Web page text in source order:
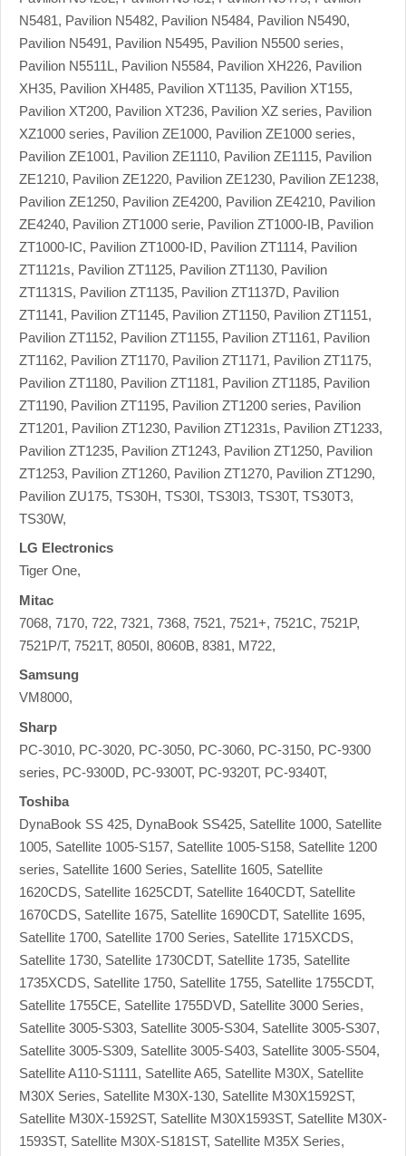
N5481, Pavilion N5482, Pavilion N5484, Pavilion N5490,
Pavilion N5491, Pavilion N5495, Pavilion N5500 series,
Pavilion N5511L, Pavilion N5584, Pavilion XH226, Pavilion
XH35, Pavilion XH485, Pavilion XT1135, Pavilion XT155,
Pavilion XT200, Pavilion XT236, Pavilion XZ series, Pavilion
XZ1000 series, Pavilion ZE1000, Pavilion ZE1000 series,
Pavilion ZE1001, Pavilion ZE1110, Pavilion ZE1115, Pavilion
ZE1210, Pavilion ZE1220, Pavilion ZE1230, Pavilion ZE1238,
Pavilion ZE1250, Pavilion ZE4200, Pavilion ZE4210, Pavilion
ZE4240, Pavilion ZT1000 serie, Pavilion ZT1000-IB, Pavilion
ZT1000-IC, Pavilion ZT1000-ID, Pavilion ZT1114, Pavilion
ZT1121s, Pavilion ZT1125, Pavilion ZT1130, Pavilion
ZT1131S, Pavilion ZT1135, Pavilion ZT1137D, Pavilion
ZT1141, Pavilion ZT1145, Pavilion ZT1150, Pavilion ZT1151,
Pavilion ZT1152, Pavilion ZT1155, Pavilion ZT1161, Pavilion
ZT1162, Pavilion ZT1170, Pavilion ZT1171, Pavilion ZT1175,
Pavilion ZT1180, Pavilion ZT1181, Pavilion ZT1185, Pavilion
ZT1190, Pavilion ZT1195, Pavilion ZT1200 series, Pavilion
ZT1201, Pavilion ZT1230, Pavilion ZT1231s, Pavilion ZT1233,
Pavilion ZT1235, Pavilion ZT1243, Pavilion ZT1250, Pavilion
ZT1253, Pavilion ZT1260, Pavilion ZT1270, Pavilion ZT1290,
Pavilion ZU175, TS30H, TS30I, TS30I3, TS30T, TS30T3,
TS30W,
LG Electronics
Tiger One,
Mitac
7068, 7170, 722, 7321, 7368, 7521, 7521+, 7521C, 7521P,
7521P/T, 7521T, 8050I, 8060B, 8381, M722,
Samsung
VM8000,
Sharp
PC-3010, PC-3020, PC-3050, PC-3060, PC-3150, PC-9300
series, PC-9300D, PC-9300T, PC-9320T, PC-9340T,
Toshiba
DynaBook SS 425, DynaBook SS425, Satellite 1000, Satellite
1005, Satellite 1005-S157, Satellite 1005-S158, Satellite 1200
series, Satellite 1600 Series, Satellite 1605, Satellite
1620CDS, Satellite 1625CDT, Satellite 1640CDT, Satellite
1670CDS, Satellite 1675, Satellite 1690CDT, Satellite 1695,
Satellite 1700, Satellite 1700 Series, Satellite 1715XCDS,
Satellite 1730, Satellite 1730CDT, Satellite 1735, Satellite
1735XCDS, Satellite 1750, Satellite 1755, Satellite 1755CDT,
Satellite 1755CE, Satellite 1755DVD, Satellite 3000 Series,
Satellite 3005-S303, Satellite 3005-S304, Satellite 3005-S307,
Satellite 3005-S309, Satellite 3005-S403, Satellite 3005-S504,
Satellite A110-S1111, Satellite A65, Satellite M30X, Satellite
M30X Series, Satellite M30X-130, Satellite M30X1592ST,
Satellite M30X-1592ST, Satellite M30X1593ST, Satellite M30X-
1593ST, Satellite M30X-S181ST, Satellite M35X Series,